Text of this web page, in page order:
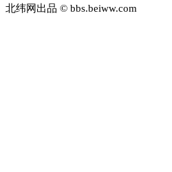
北纬网出品 © bbs.beiww.com